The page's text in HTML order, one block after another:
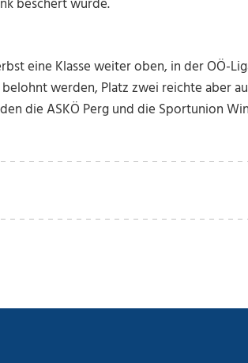
beschert wurde.
eine Klasse weiter oben, in der OÖ-
werden, Platz zwei reichte aber
die ASKÖ Perg und die Sportunion